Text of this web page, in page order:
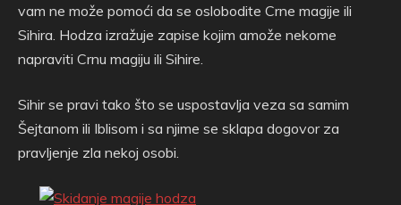
vam ne može pomoći da se oslobodite Crne magije ili
Sihira. Hodza izražuje zapise kojim amože nekome
napraviti Crnu magiju ili Sihire.
Sihir se pravi tako što se uspostavlja veza sa samim
Šejtanom ili Iblisom i sa njime se sklapa dogovor za
pravljenje zla nekoj osobi.